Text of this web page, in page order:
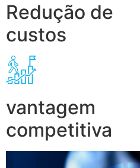
Redução de
custos
vantagem
competitiva